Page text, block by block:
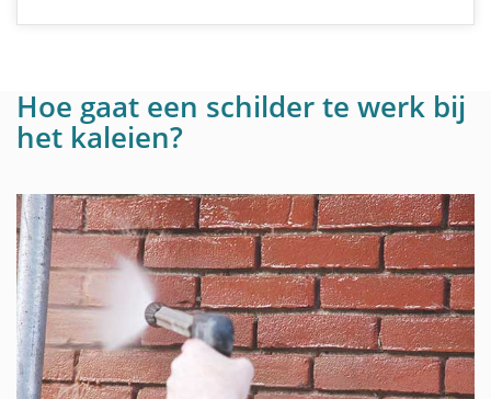
Hoe gaat een schilder te werk bij
het kaleien?